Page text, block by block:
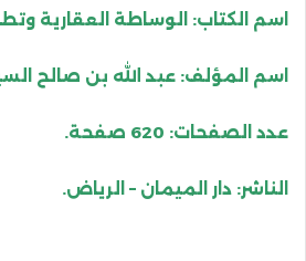
اسم الكتاب: الوساطة العقارية
اسم المؤلف: عبد الله بن صالح
عدد الصفحات: 620 صفحة.
الناشر: دار الميمان – الرياض.